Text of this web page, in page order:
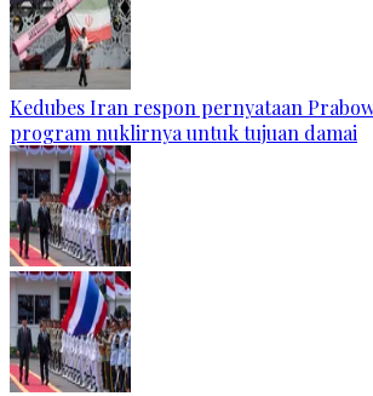
Kedubes Iran respon pernyataan
program nuklirnya untuk tujuan damai